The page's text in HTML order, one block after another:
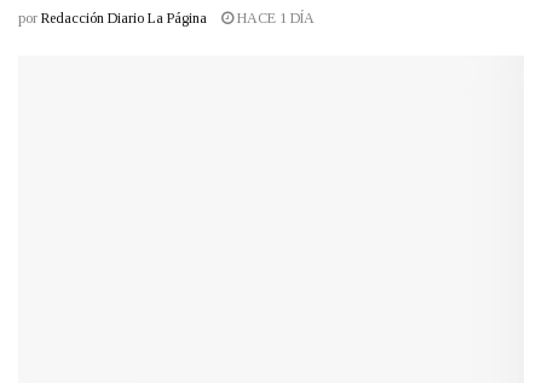
por Redacción Diario La Página HACE 1 DÍA